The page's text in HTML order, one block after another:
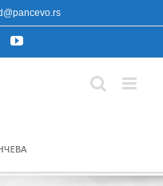
YouTube